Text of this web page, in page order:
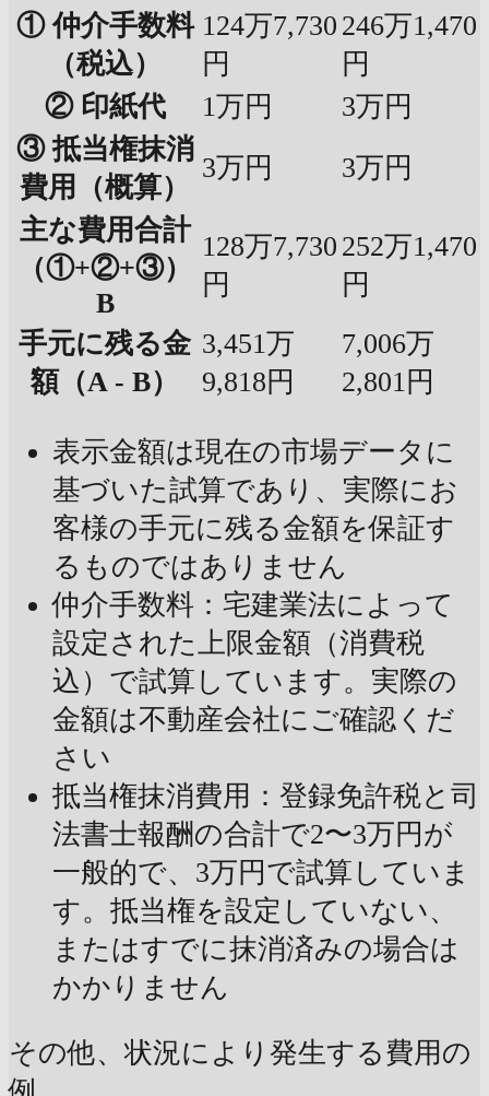
① 仲介手数料
（税込）
124万7,730
円
246万1,470
円
② 印紙代
1万円
3万円
③ 抵当権抹消
費用（概算）
3万円
3万円
主な費用合計
（①+②+③）
B
128万7,730
円
252万1,470
円
手元に残る金
額（A - B）
3,451万
9,818円
7,006万
2,801円
表示金額は現在の市場データに
基づいた試算であり、実際にお
客様の手元に残る金額を保証す
るものではありません
仲介手数料：宅建業法によって
設定された上限金額（消費税
込）で試算しています。実際の
金額は不動産会社にご確認くだ
さい
抵当権抹消費用：登録免許税と司
法書士報酬の合計で2〜3万円が
一般的で、3万円で試算していま
す。抵当権を設定していない、
またはすでに抹消済みの場合は
かかりません
その他、状況により発生する費用の